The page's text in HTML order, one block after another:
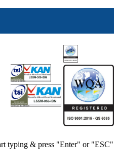
typing & press "Enter" or "ESC"